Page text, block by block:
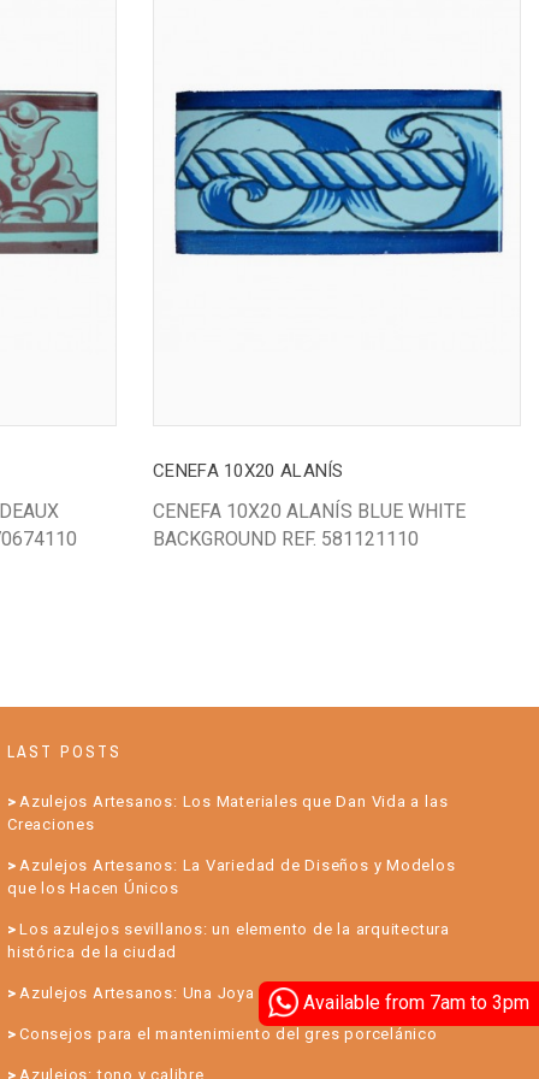
Available from 7am to 3pm
CENEFA 10X20 ALANÍS
CENEFA 10X20 ALANÍS BLUE WHITE
BACKGROUND REF. 581121110
LAST POSTS
Azulejos Artesanos: Los Materiales que Dan Vida a las
Creaciones
Azulejos Artesanos: La Variedad de Diseños y Modelos
que los Hacen Únicos
Los azulejos sevillanos: un elemento de la arquitectura
histórica de la ciudad
Azulejos Artesanos: Una Joya para su Hogar
Consejos para el mantenimiento del gres porcelánico
Azulejos: tono y calibre